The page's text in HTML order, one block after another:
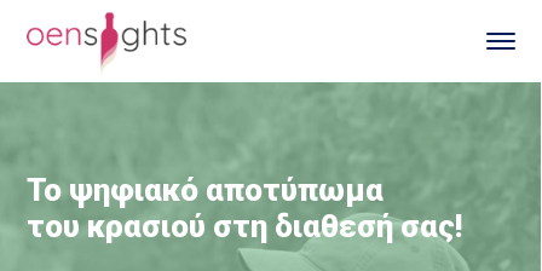
To ψηφιακό αποτύπωμα
του κρασιού στη διαθεσή σας!